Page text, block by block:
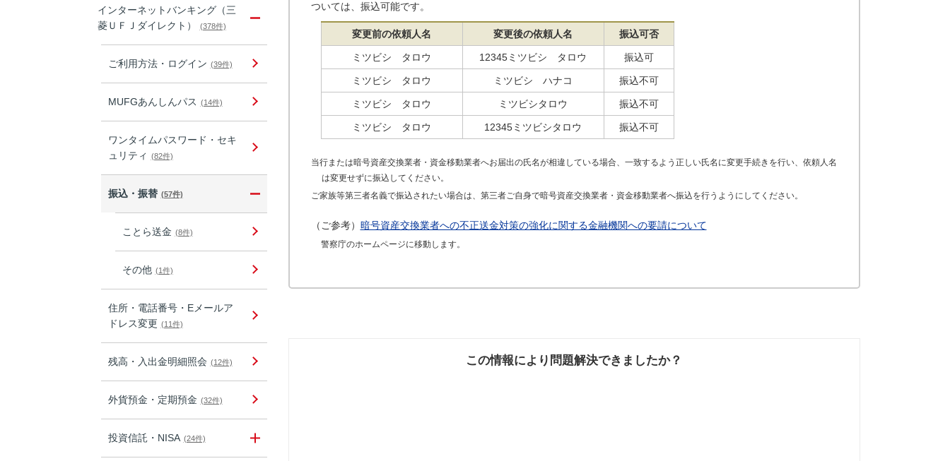
インターネットバンキング（三
菱ＵＦＪダイレクト）
(378件)
ご利用方法・ログイン (39件)
MUFGあんしんパス (14件)
ワンタイムパスワード・セキ
ュリティ
(82件)
振込・振替 (57件)
ことら送金 (8件)
その他 (1件)
住所・電話番号・Eメールア
ドレス変更 (11件)
残高・入出金明細照会 (12件)
外貨預金・定期預金 (32件)
投資信託・NISA (24件)
ついては、振込可能です。
変更前の依頼人名 変更後の依頼人名 振込可否
ミツビシ タロウ 12345ミツビシ タロウ 振込可
ミツビシ タロウ ミツビシ ハナコ 振込不可
ミツビシ タロウ ミツビシタロウ 振込不可
ミツビシ タロウ 12345ミツビシタロウ 振込不可
当行または暗号資産交換業者・資金移動業者へお届出の氏名が相違している場合、一致するよう正しい氏名に変更手続きを行い、依頼人名
は変更せずに振込してください。
ご家族等第三者名義で振込されたい場合は、第三者ご自身で暗号資産交換業者・資金移動業者へ振込を行うようにしてください。
（ご参考） 暗号資産交換業者への不正送金対策の強化に関する金融機関への要請について
警察庁のホームページに移動します。
この情報により問題解決できましたか？